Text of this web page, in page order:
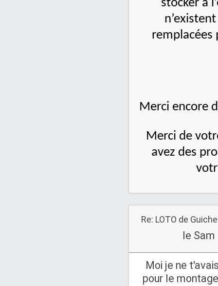
stocker à
remplacées
Merci encore
Merci de
avez des
le Sam
Moi je ne
pour le